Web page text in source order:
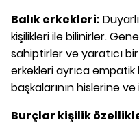
Balık erkekleri:
kişilikleri ile bilinirler.
sahiptirler ve yaratıcı
erkekleri ayrıca
başkalarının hislerine
Burçlar kişilik